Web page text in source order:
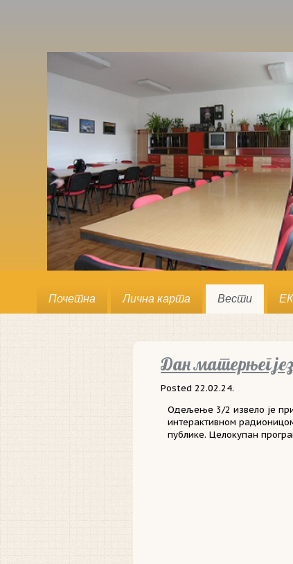
Почетна Лична карта Вести
Дан матерњег
Posted 22.02.24.
Одељење 3/2 извело је
интерактивном
публике. Целокупан